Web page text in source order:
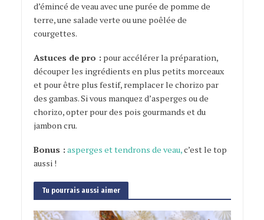
d’émincé de veau avec une purée de pomme de
terre, une salade verte ou une poêlée de
courgettes.
Astuces de pro : pour accélérer la préparation,
découper les ingrédients en plus petits morceaux
et pour être plus festif, remplacer le chorizo par
des gambas. Si vous manquez d’asperges ou de
chorizo, opter pour des pois gourmands et du
jambon cru.
Bonus : asperges et tendrons de veau,c’est le top
aussi !
Tu pourrais aussi aimer